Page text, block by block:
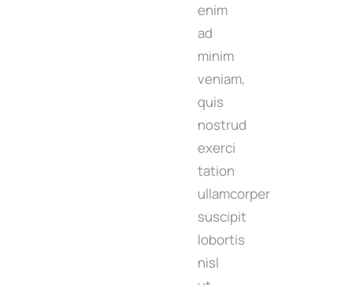
enim
ad
minim
veniam,
quis
nostrud
exerci
tation
ullamcorper
suscipit
lobortis
nisl